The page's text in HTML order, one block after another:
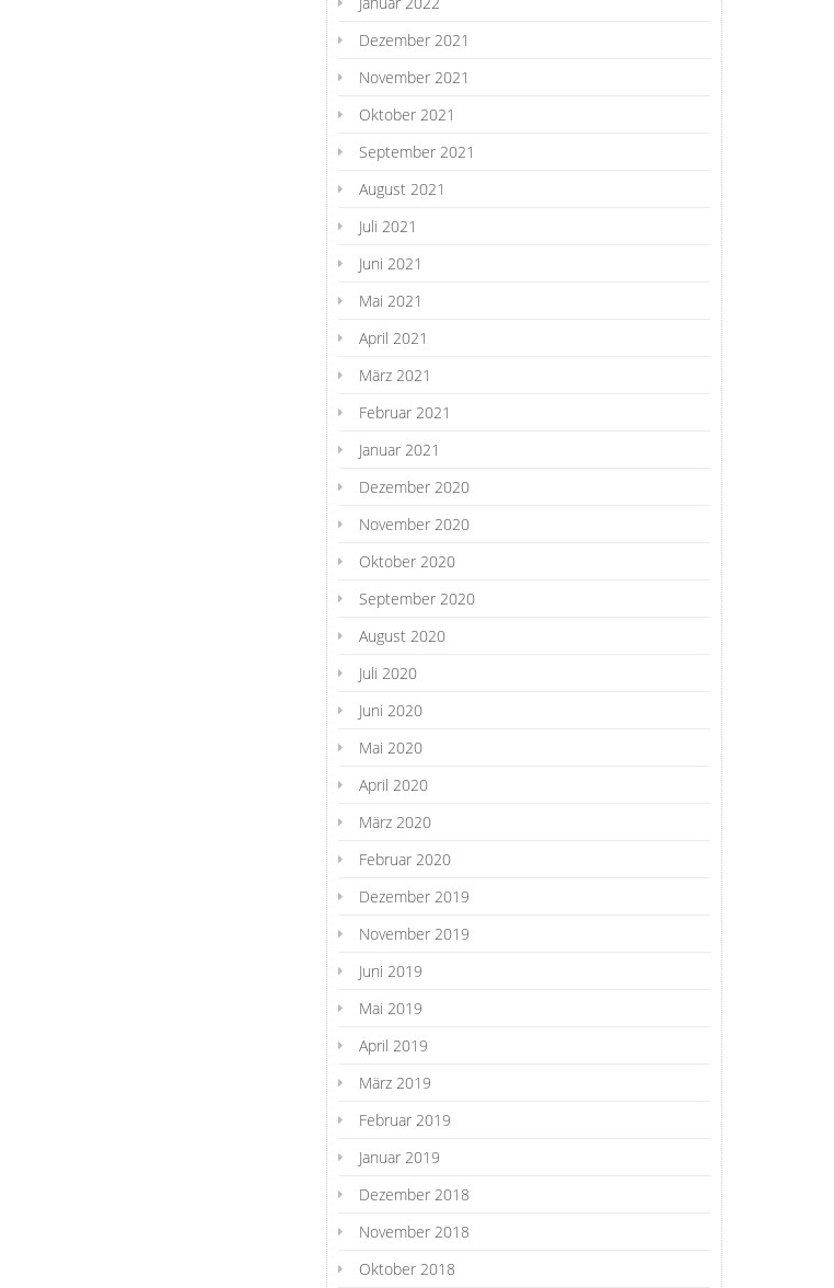
Dezember 2021
November 2021
Oktober 2021
September 2021
August 2021
Juli 2021
Juni 2021
Mai 2021
April 2021
März 2021
Februar 2021
Januar 2021
Dezember 2020
November 2020
Oktober 2020
September 2020
August 2020
Juli 2020
Juni 2020
Mai 2020
April 2020
März 2020
Februar 2020
Dezember 2019
November 2019
Juni 2019
Mai 2019
April 2019
März 2019
Februar 2019
Januar 2019
Dezember 2018
November 2018
Oktober 2018